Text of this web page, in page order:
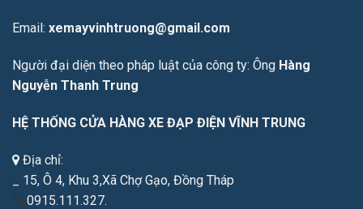
Email: xemayvinhtruong@gmail.com
Người đại diện theo pháp luật của công ty: Ông Hàng
Nguyễn Thanh Trung
HỆ THỐNG CỬA HÀNG XE ĐẠP ĐIỆN VĨNH TRUNG
Địa chỉ:
_ 15, Ô 4, Khu 3,Xã Chợ Gạo, Đồng Tháp
0915.111.327.